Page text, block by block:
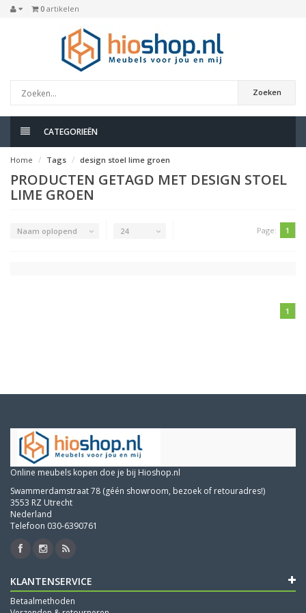
0 artikelen
Zoeken
CATEGORIEËN
Home Tags design stoel lime groen
PRODUCTEN GETAGD MET DESIGN STOEL
LIME GROEN
Naam oplopend 24 Page: 1
1
Online meubels kopen doe je bij Hioshop.nl
Swammerdamstraat 78 (géén showroom, bezoek of retouradres!)
3553 RZ Utrecht
Nederland
Telefoon 030-6390761
KLANTENSERVICE
Betaalmethoden